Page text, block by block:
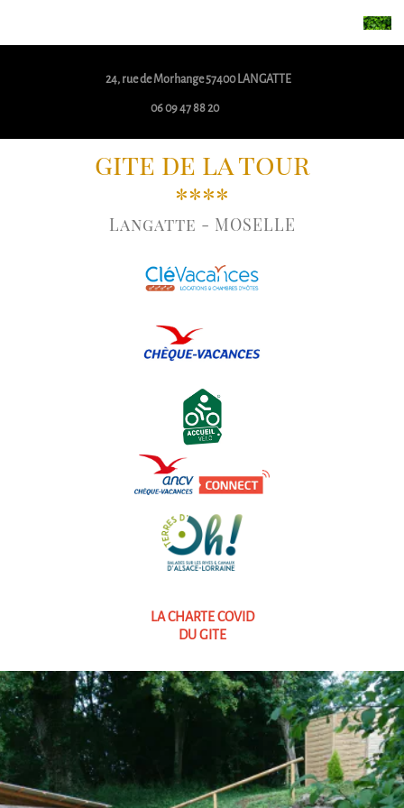
24, rue de Morhange 57400 LANGATTE
06 09 47 88 20
gite de la tour
****
Langatte - MOSELLE
LA CHARTE COVID
DU GITE